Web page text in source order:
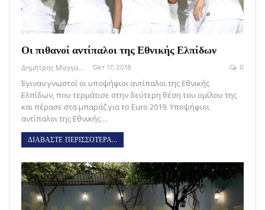
Οι πιθανοί αντίπαλοι της Εθνικής Ελπίδων
Δημήτρης Μαγγανάρης Οκτ 17, 2018 0
Έγιναν γνωστοί οι υποψήφιοι αντίπαλοι της Εθνικής
Ελπίδων, που τερμάτισε στην δεύτερη θέση του ομίλου της
και πέρασε στα μπαράζ για το Euro 2019. Υποψήφιοι
αντίπαλοι της Εθνικής…
ΔΙΑΒΑΣΤΕ ΠΕΡΙΣΣΟΤΕΡΑ...